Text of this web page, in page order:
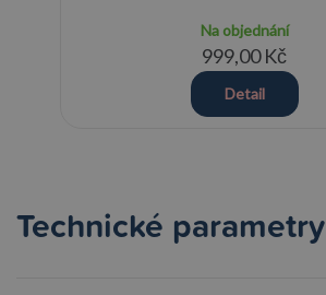
Na objednání
999,00 Kč
Detail
Technické parametry